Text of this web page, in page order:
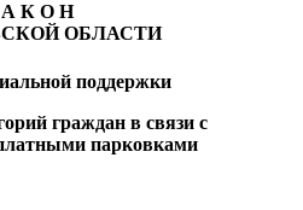
А К О Н
ОБЛАСТИ
поддержки
граждан в связи с
парковками